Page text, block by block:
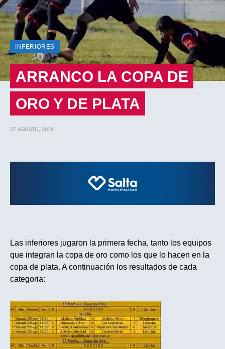
INFERIORES
ARRANCO LA COPA DE
ORO Y DE PLATA
27 AGOSTO, 2018
Las inferiores jugaron la primera fecha, tanto los equipos
que integran la copa de oro como los que lo hacen en la
copa de plata. A continuación los resultados de cada
categoria: